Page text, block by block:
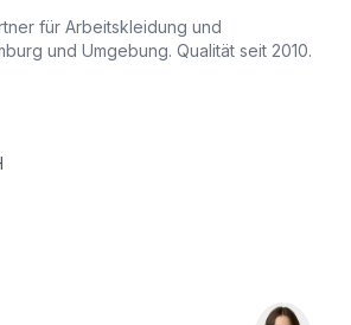
für Arbeitskleidung und
und Umgebung. Qualität seit 2010.